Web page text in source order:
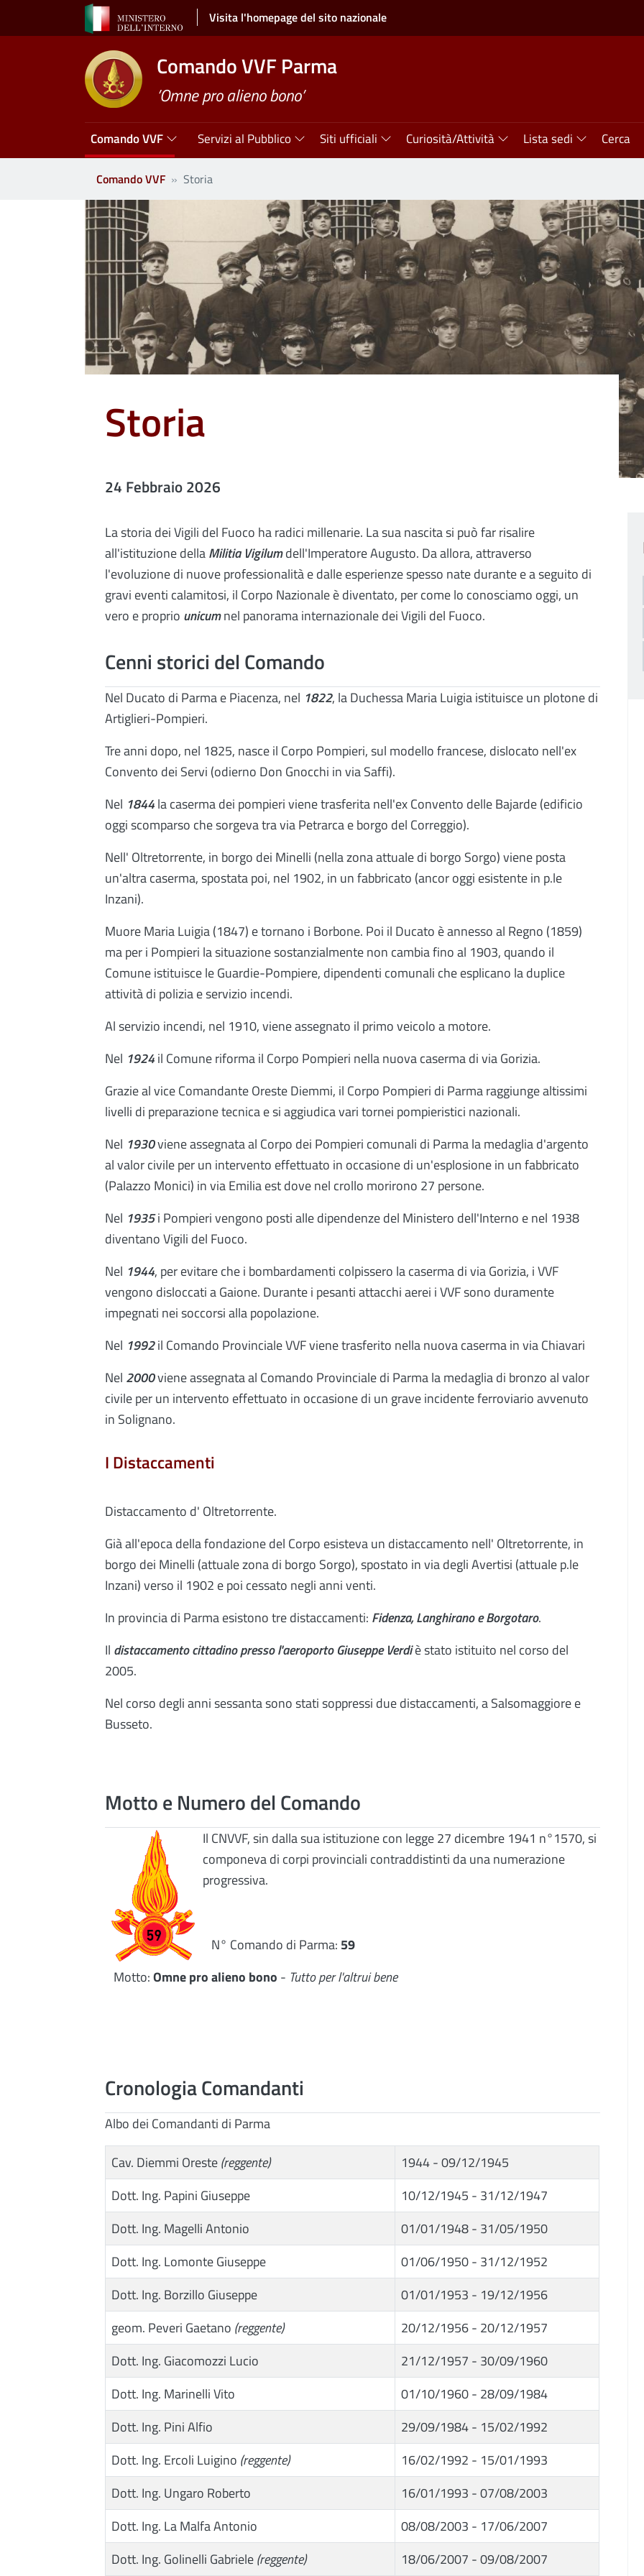
Salta al contenuto principale Visita l'homepage del sito nazionale
Comando VVF Parma
’Omne pro alieno bono’
Navigazione principale
Comando VVF Servizi al Pubblico Siti ufficiali Curiosità/Attività Lista sedi Cerca
Comando VVF Storia
Storia
24 Febbraio 2026
La storia dei Vigili del Fuoco ha radici millenarie. La sua nascita si può far risalire
all'istituzione dellaMilitia Vigilumdell'Imperatore Augusto. Da allora, attraverso
l'evoluzione di nuove professionalità e dalle esperienze spesso nate durante e a seguito di
gravi eventi calamitosi, il Corpo Nazionale è diventato, per come lo conosciamo oggi, un
vero e proprio unicumnel panorama internazionale dei Vigili del Fuoco.
Cenni storici del Comando
Nel Ducato di Parma e Piacenza, nel 1822, la Duchessa Maria Luigia istituisce un plotone di
Artiglieri-Pompieri.
Tre anni dopo, nel 1825, nasce il Corpo Pompieri, sul modello francese, dislocato nell'ex
Convento dei Servi (odierno Don Gnocchi in via Saffi).
Nel 1844la caserma dei pompieri viene trasferita nell'ex Convento delle Bajarde (edificio
oggi scomparso che sorgeva tra via Petrarca e borgo del Correggio).
Nell' Oltretorrente, in borgo dei Minelli (nella zona attuale di borgo Sorgo) viene posta
un'altra caserma, spostata poi, nel 1902, in un fabbricato (ancor oggi esistente in p.le
Inzani).
Muore Maria Luigia (1847) e tornano i Borbone. Poi il Ducato è annesso al Regno (1859)
ma per i Pompieri la situazione sostanzialmente non cambia fino al 1903, quando il
Comune istituisce le Guardie-Pompiere, dipendenti comunali che esplicano la duplice
attività di polizia e servizio incendi.
Al servizio incendi, nel 1910, viene assegnato il primo veicolo a motore.
Nel 1924il Comune riforma il Corpo Pompieri nella nuova caserma di via Gorizia.
Grazie al vice Comandante Oreste Diemmi, il Corpo Pompieri di Parma raggiunge altissimi
livelli di preparazione tecnica e si aggiudica vari tornei pompieristici nazionali.
Nel 1930viene assegnata al Corpo dei Pompieri comunali di Parma la medaglia d'argento
al valor civile per un intervento effettuato in occasione di un'esplosione in un fabbricato
(Palazzo Monici) in via Emilia est dove nel crollo morirono 27 persone.
Nel 1935i Pompieri vengono posti alle dipendenze del Ministero dell'Interno e nel 1938
diventano Vigili del Fuoco.
Nel 1944, per evitare che i bombardamenti colpissero la caserma di via Gorizia, i VVF
vengono disloccati a Gaione. Durante i pesanti attacchi aerei i VVF sono duramente
impegnati nei soccorsi alla popolazione.
Nel 1992il Comando Provinciale VVF viene trasferito nella nuova caserma in via Chiavari
Nel 2000viene assegnata al Comando Provinciale di Parma la medaglia di bronzo al valor
civile per un intervento effettuato in occasione di un grave incidente ferroviario avvenuto
in Solignano.
I Distaccamenti
Distaccamento d' Oltretorrente.
Già all'epoca della fondazione del Corpo esisteva un distaccamento nell' Oltretorrente, in
borgo dei Minelli (attuale zona di borgo Sorgo), spostato in via degli Avertisi (attuale p.le
Inzani) verso il 1902 e poi cessato negli anni venti.
In provincia di Parma esistono tre distaccamenti: Fidenza, Langhirano e Borgotaro.
Il distaccamento cittadino presso l'aeroporto Giuseppe Verdiè stato istituito nel corso del
2005.
Nel corso degli anni sessanta sono stati soppressi due distaccamenti, a Salsomaggiore e
Busseto.
Motto e Numero del Comando
Il CNVVF, sin dalla sua istituzione con legge 27 dicembre 1941 n°1570, si
componeva di corpi provinciali contraddistinti da una numerazione
progressiva.
N° Comando di Parma: 59
Motto:Omne pro alieno bono - Tutto per l'altrui bene
Cronologia Comandanti
Albo dei Comandanti di Parma
Cav. Diemmi Oreste(reggente)
1944 - 09/12/1945
Dott. Ing. Papini Giuseppe
10/12/1945 - 31/12/1947
Dott. Ing. Magelli Antonio
01/01/1948 - 31/05/1950
Dott. Ing. Lomonte Giuseppe
01/06/1950 - 31/12/1952
Dott. Ing. Borzillo Giuseppe
01/01/1953 - 19/12/1956
geom. Peveri Gaetano (reggente)
20/12/1956 - 20/12/1957
Dott. Ing. Giacomozzi Lucio
21/12/1957 - 30/09/1960
Dott. Ing. Marinelli Vito
01/10/1960 - 28/09/1984
Dott. Ing. Pini Alfio
29/09/1984 - 15/02/1992
Dott. Ing. Ercoli Luigino (reggente)
16/02/1992 - 15/01/1993
Dott. Ing. Ungaro Roberto
16/01/1993 - 07/08/2003
Dott. Ing. La Malfa Antonio
08/08/2003 - 17/06/2007
Dott. Ing. Golinelli Gabriele(reggente) 18/06/2007 - 09/08/2007